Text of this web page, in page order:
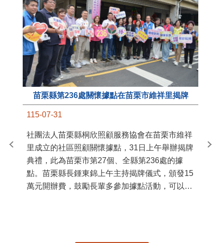
苗栗縣第236處關懷據點在苗栗市維祥里揭牌
115-07-31
社團法人苗栗縣桐欣照顧服務協會在苗栗市維祥
里成立的社區照顧關懷據點，31日上午舉辦揭牌
典禮，此為苗栗市第27個、全縣第236處的據
點。苗栗縣長鍾東錦上午主持揭牌儀式，頒發15
萬元開辦費，鼓勵長輩多參加據點活動，可以更
苗